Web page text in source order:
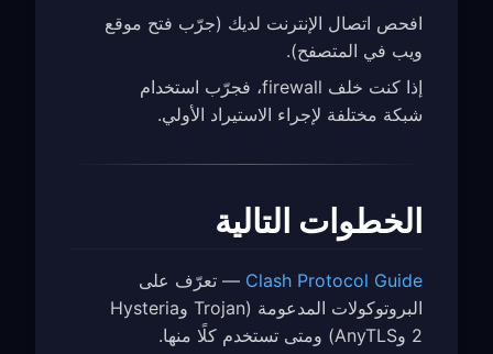
افحص اتصال الإنترنت لديك (جرّب فتح موقع
ويب في المتصفح).
إذا كنت خلف firewall، فجرّب استخدام
شبكة مختلفة لإجراء الاستيراد الأولي.
الخطوات التالية
Clash Protocol Guide — تعرّف على
البروتوكولات المدعومة (Trojan وHysteria
2 وAnyTLS) ومتى تستخدم كلًا منها.